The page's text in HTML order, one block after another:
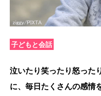
子どもと会話
泣いたり笑ったり怒った
に、毎日たくさんの感情